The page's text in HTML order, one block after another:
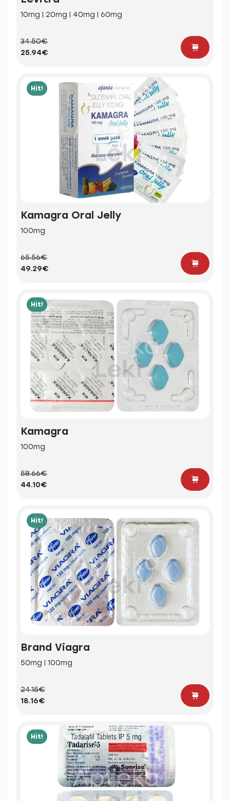
10mg | 20mg | 40mg | 60mg
34.50€
25.94€
Hit!
Kamagra Oral Jelly
100mg
65.56€
49.29€
Hit!
Kamagra
100mg
58.66€
44.10€
Hit!
Brand Viagra
50mg | 100mg
24.15€
18.16€
Hit!